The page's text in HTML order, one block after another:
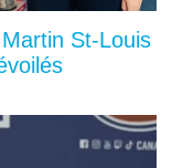
St-Louis